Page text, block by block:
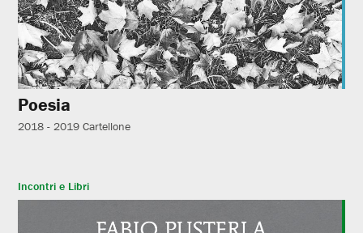
Poesia
2018 - 2019 Cartellone
Incontri e Libri